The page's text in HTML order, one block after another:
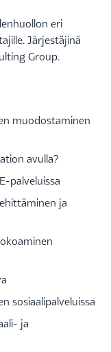
eri
Järjestäjinä
Group.
muodostaminen
avulla?
palveluissa
ja
sosiaalipalveluissa
ja